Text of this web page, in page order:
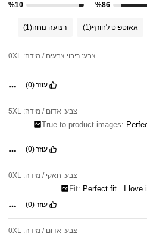
%86
%10
אאוטפיט לחורף(1) רצועה נוחה(1)
צבע: ריבוי צבעים / מידה: 0XL
עוזר(0)
צבע: אדום / מידה: 5XL
True to product images:
עוזר(0)
צבע: חאקי / מידה: 0XL
Fit: Perfect fit . love
עוזר(0)
צבע: אדום / מידה: 0XL